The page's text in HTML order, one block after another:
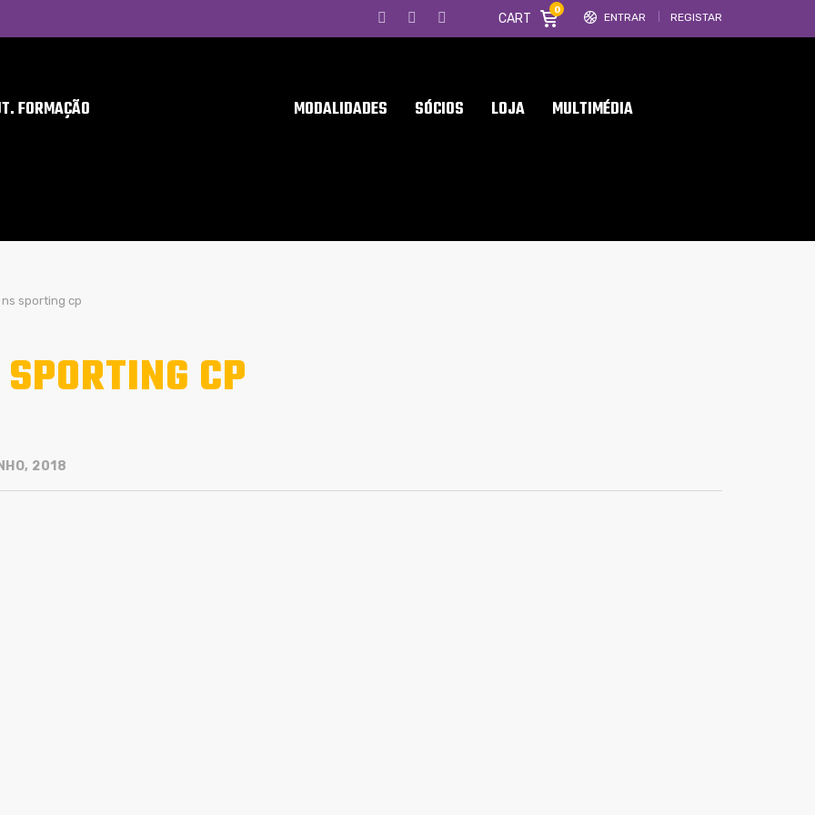
ENTRAR REGISTAR
CART
0
FORMAÇÃO MODALIDADES SÓCIOS LOJA MULTIMÉDIA
ns sporting cp
CP
2018